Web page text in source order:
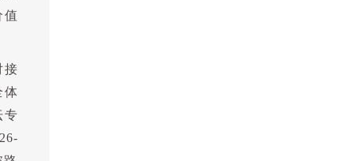
值
接
体
专